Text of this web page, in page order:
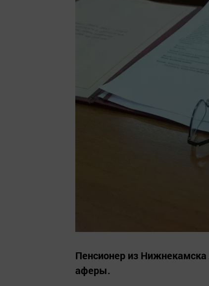
Пенсионер из Нижнекамска
аферы.